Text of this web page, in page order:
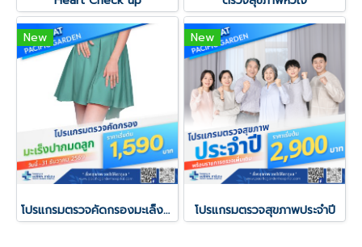
New
โปรแกรมตรวจคัดกรองมะเล็งปากมดลูก
New
โปรแกรมตรวจสุขภาพประจำปี